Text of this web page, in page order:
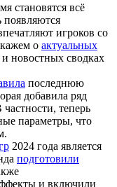
становятся всё
игроков со
о актуальных
и новостных сводках
последнюю
добавила ряд
теперь
параметры, что
2024 года является
подготовили
и включили